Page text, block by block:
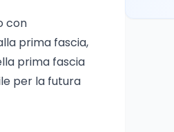
con
prima fascia,
prima fascia
per la futura